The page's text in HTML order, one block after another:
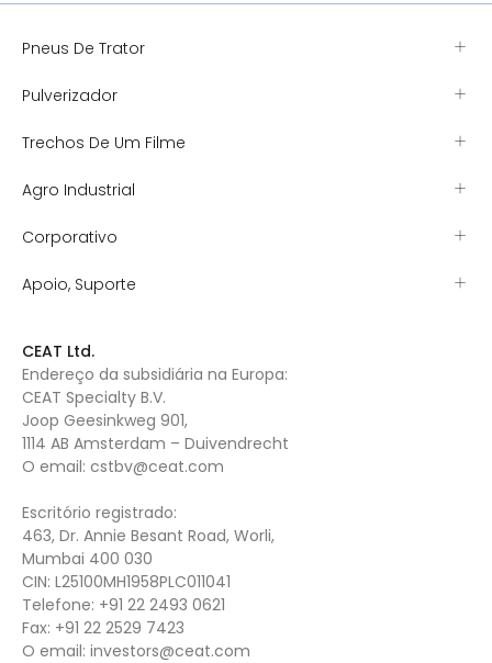
Pneus De Trator
Pulverizador
Trechos De Um Filme
Agro Industrial
Corporativo
Apoio, Suporte
CEAT Ltd.
Endereço da subsidiária na Europa:
CEAT Specialty B.V.
Joop Geesinkweg 901,
1114 AB Amsterdam – Duivendrecht
O email: cstbv@ceat.com
Escritório registrado:
463, Dr. Annie Besant Road, Worli,
Mumbai 400 030
CIN: L25100MH1958PLC011041
Telefone: +91 22 2493 0621
Fax: +91 22 2529 7423
O email: investors@ceat.com